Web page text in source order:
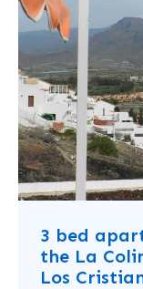
3 bed
the La
Los